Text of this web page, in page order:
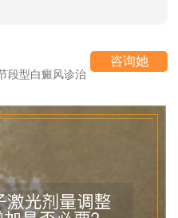
段型白癜风诊治
咨询她